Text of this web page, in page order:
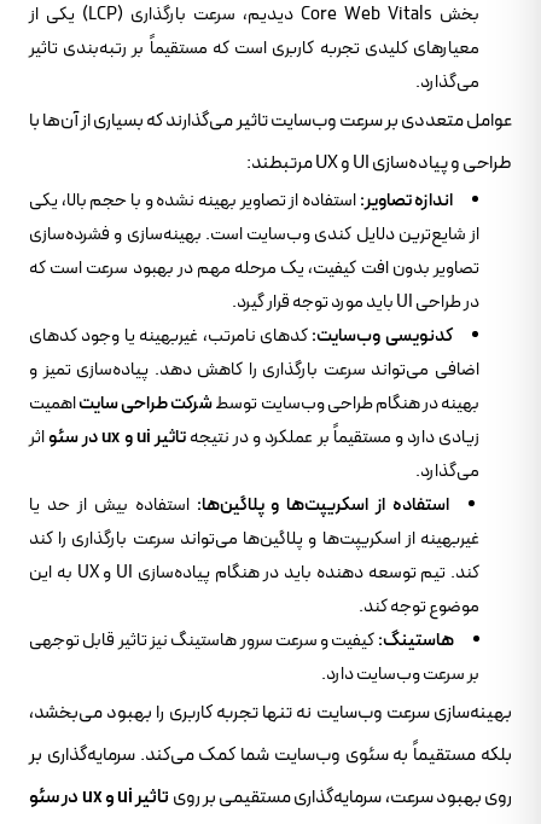
بخش Core Web Vitals دیدیم، سرعت بارگذاری (LCP) یکی از
معیارهای کلیدی تجربه کاربری است که مستقیماً بر رتبه‌بندی تاثیر
می‌گذارد.
عوامل متعددی بر سرعت وب‌سایت تاثیر می‌گذارند که بسیاری از آن‌ها با
طراحی و پیاده‌سازی UI و UX مرتبطند:
اندازه تصاویر:استفاده از تصاویر بهینه نشده و با حجم بالا، یکی
از شایع‌ترین دلایل کندی وب‌سایت است. بهینه‌سازی و فشرده‌سازی
تصاویر بدون افت کیفیت، یک مرحله مهم در بهبود سرعت است که
در طراحی UI باید مورد توجه قرار گیرد.
کدنویسی وب‌سایت:کدهای نامرتب، غیربهینه یا وجود کدهای
اضافی می‌تواند سرعت بارگذاری را کاهش دهد. پیاده‌سازی تمیز و
بهینه در هنگام طراحی وب‌سایت توسطشرکت طراحی سایتاهمیت
زیادی دارد و مستقیماً بر عملکرد و در نتیجهتاثیر ui و ux در سئو
اثر
می‌گذارد.
استفاده از اسکریپت‌ها و پلاگین‌ها: استفاده بیش از حد یا
غیربهینه از اسکریپت‌ها و پلاگین‌ها می‌تواند سرعت بارگذاری را کند
کند. تیم توسعه دهنده باید در هنگام پیاده‌سازی UI و UX به این
موضوع توجه کند.
هاستینگ:کیفیت و سرعت سرور هاستینگ نیز تاثیر قابل توجهی
بر سرعت وب‌سایت دارد.
بهینه‌سازی سرعت وب‌سایت نه تنها تجربه کاربری را بهبود می‌بخشد،
بلکه مستقیماً به سئوی وب‌سایت شما کمک می‌کند. سرمایه‌گذاری بر
روی بهبود سرعت، سرمایه‌گذاری مستقیمی بر روی تاثیر ui و ux در سئو